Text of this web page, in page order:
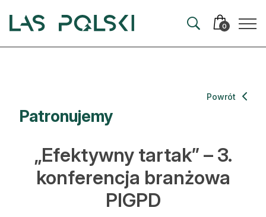
0
Artykuły
Hodowla lasu
Ochrona lasu
Nowe technologie
Patronujemy
Powrót
„Efektywny tartak” – 3.
konferencja branżowa
PIGPD